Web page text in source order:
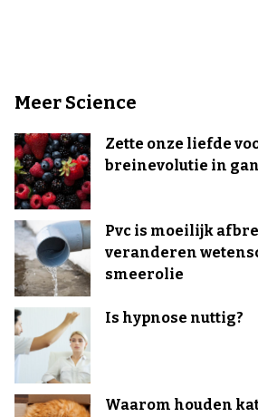
Meer Science
Zette onze liefde
breinevolutie in
Pvc is moeilijk
veranderen
smeerolie
Is hypnose nuttig?
Waarom houden